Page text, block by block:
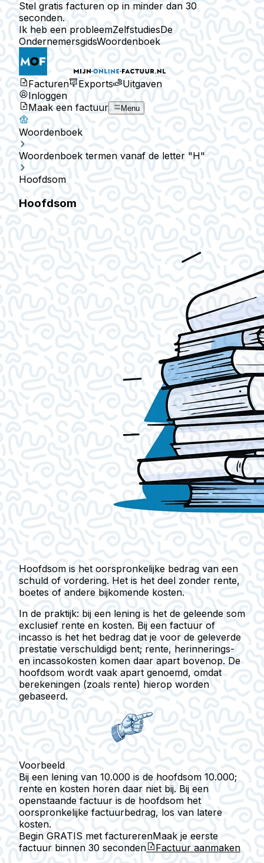
Stel gratis facturen op in minder dan 30
seconden.
Ik heb een probleemZelfstudiesDe
OndernemersgidsWoordenboek
Facturen Exports
Uitgaven
Inloggen
Maak een factuur
Menu
Woordenboek
Woordenboek termen vanaf de letter "H"
Hoofdsom
Hoofdsom
Hoofdsom is het oorspronkelijke bedrag van een
schuld of vordering. Het is het deel zonder rente,
boetes of andere bijkomende kosten.
In de praktijk: bij een lening is het de geleende som
exclusief rente en kosten. Bij een factuur of
incasso is het het bedrag dat je voor de geleverde
prestatie verschuldigd bent; rente, herinnerings-
en incassokosten komen daar apart bovenop. De
hoofdsom wordt vaak apart genoemd, omdat
berekeningen (zoals rente) hierop worden
gebaseerd.
Voorbeeld
Bij een lening van 10.000 is de hoofdsom 10.000;
rente en kosten horen daar niet bij. Bij een
openstaande factuur is de hoofdsom het
oorspronkelijke factuurbedrag, los van latere
kosten.
Begin GRATIS met facturerenMaak je eerste
factuur binnen 30 seconden Factuur aanmaken